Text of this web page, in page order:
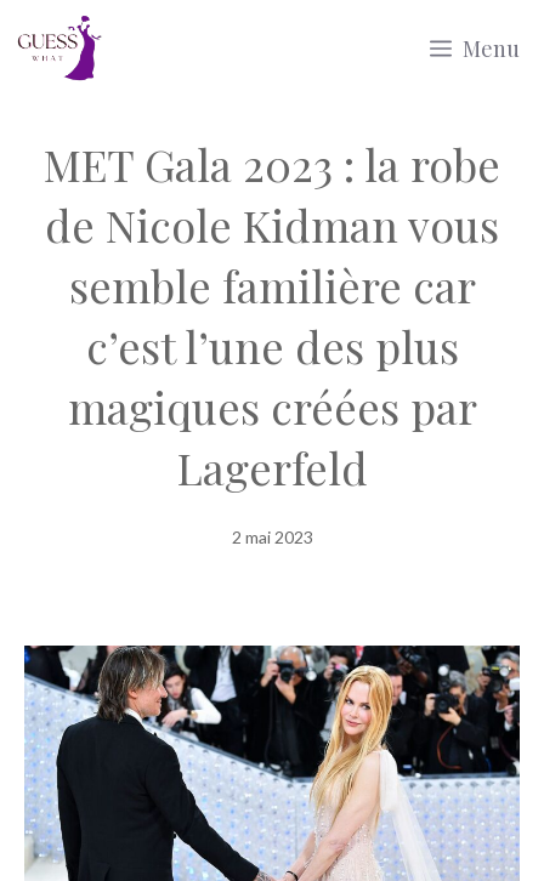
Menu
MET Gala 2023 : la robe
de Nicole Kidman vous
semble familière car
c’est l’une des plus
magiques créées par
Lagerfeld
2 mai 2023